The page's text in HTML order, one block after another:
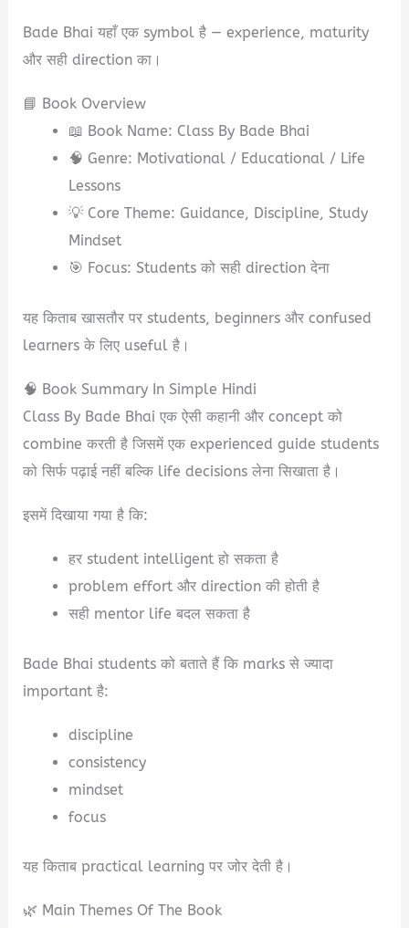
Bade Bhai यहाँ एक symbol है — experience, maturity
और सही direction का।
📘 Book Overview
📖 Book Name: Class By Bade Bhai
🧠 Genre: Motivational / Educational / Life
Lessons
💡 Core Theme: Guidance, Discipline, Study
Mindset
🎯 Focus: Students को सही direction देना
यह किताब खासतौर पर students, beginners और confused
learners के लिए useful है।
🧠 Book Summary In Simple Hindi
Class By Bade Bhai एक ऐसी कहानी और concept को
combine करती है जिसमें एक experienced guide students
को सिर्फ पढ़ाई नहीं बल्कि life decisions लेना सिखाता है।
इसमें दिखाया गया है कि:
हर student intelligent हो सकता है
problem effort और direction की होती है
सही mentor life बदल सकता है
Bade Bhai students को बताते हैं कि marks से ज्यादा
important है:
discipline
consistency
mindset
focus
यह किताब practical learning पर जोर देती है।
🌿 Main Themes Of The Book